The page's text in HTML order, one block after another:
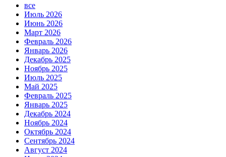
все
Июль 2026
Июнь 2026
Март 2026
Февраль 2026
Январь 2026
Декабрь 2025
Ноябрь 2025
Июль 2025
Май 2025
Февраль 2025
Январь 2025
Декабрь 2024
Ноябрь 2024
Октябрь 2024
Сентябрь 2024
Август 2024